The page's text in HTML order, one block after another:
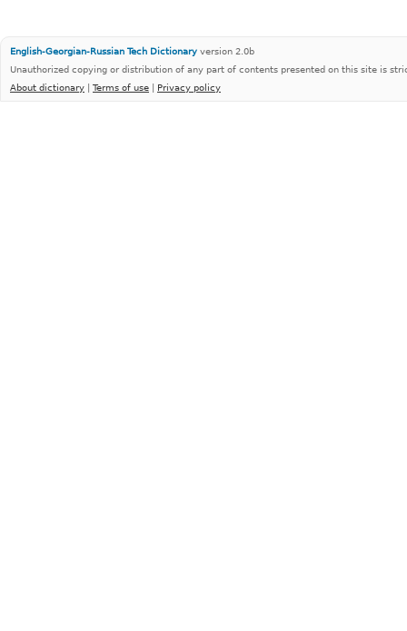
English-Georgian-Russian Tech Dictionary version 2.0b
Unauthorized copying or distribution of any part of contents presented on this site is
About dictionary | Terms of use | Privacy policy